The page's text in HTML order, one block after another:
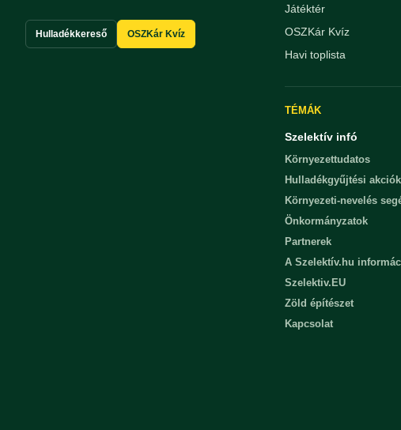
Hulladékkereső OSZKár Kvíz
Játéktér
OSZKár Kvíz
Havi toplista
TÉMÁK
Szelektív infó
Környezettudatos
Hulladékgyűjtési akciók
Környezeti-nevelés
Önkormányzatok
Partnerek
A Szelektív.hu
Szelektiv.EU
Zöld építészet
Kapcsolat